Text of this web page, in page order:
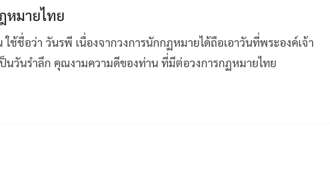
หมายไทย
ช้ชื่อว่า วันรพี เนื่องจากวงการนักกฏหมายได้ถือเอาวันที่พระองค์เจ้า
นวันรำลึก คุณงามความดีของท่าน ที่มีต่อวงการกฏหมายไทย